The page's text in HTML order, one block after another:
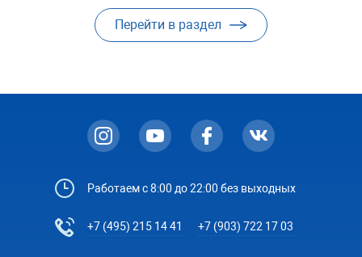
Перейти в раздел
Работаем с 8:00 до 22:00 без выходных
+7 (495) 215 14 41 +7 (903) 722 17 03